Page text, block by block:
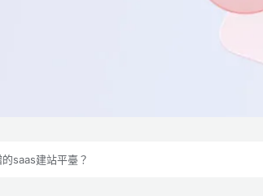
saas建站平臺？